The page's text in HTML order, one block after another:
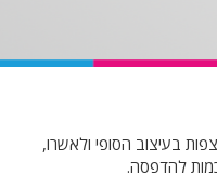
בעיצוב הסופי ולאשרו,
להדפסה.